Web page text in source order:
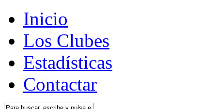
Inicio
Los Clubes
Estadísticas
Contactar